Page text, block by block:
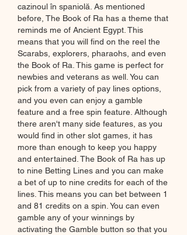
cazinoul în spaniolă. As mentioned
before, The Book of Ra has a theme that
reminds me of Ancient Egypt. This
means that you will find on the reel the
Scarabs, explorers, pharaohs, and even
the Book of Ra. This game is perfect for
newbies and veterans as well. You can
pick from a variety of pay lines options,
and you even can enjoy a gamble
feature and a free spin feature. Although
there aren't many side features, as you
would find in other slot games, it has
more than enough to keep you happy
and entertained. The Book of Ra has up
to nine Betting Lines and you can make
a bet of up to nine credits for each of the
lines. This means you can bet between 1
and 81 credits on a spin. You can even
gamble any of your winnings by
activating the Gamble button so that you